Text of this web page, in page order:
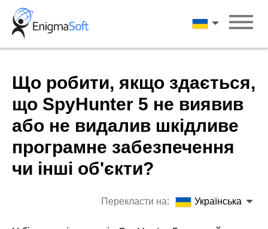
Skip
content
Українська
Що робити, якщо здається,
що SpyHunter 5 не виявив
або не видалив шкідливе
програмне забезпечення
чи інші об'єкти?
Перекласти на: Українська